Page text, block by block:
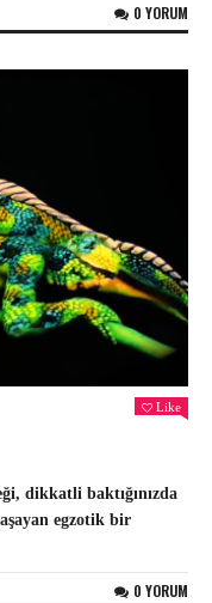
0 YORUM
Like
dikkatli baktığınızda
egzotik bir
0 YORUM